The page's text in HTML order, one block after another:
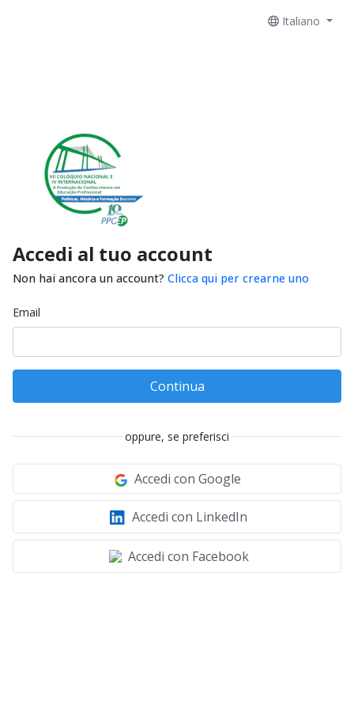
Italiano
Accedi al tuo account
Non hai ancora un account? Clicca qui per crearne uno
Email
Continua
oppure, se preferisci
Accedi con Google
Accedi con LinkedIn
Accedi con Facebook